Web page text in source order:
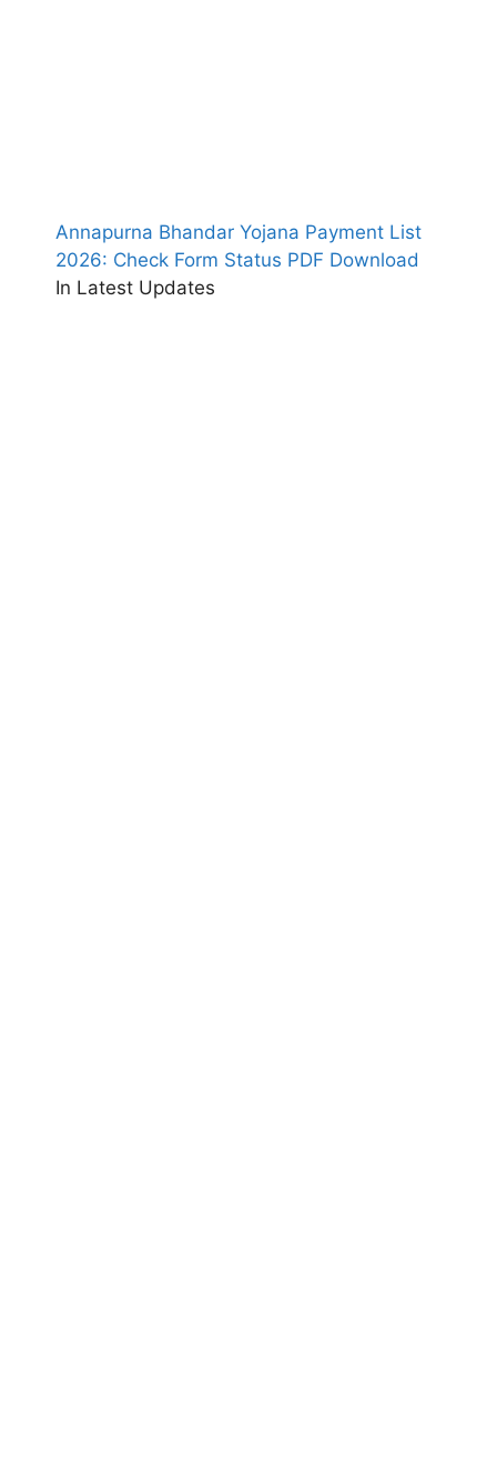
Annapurna Bhandar Yojana Payment List
2026: Check Form Status PDF Download
In Latest Updates